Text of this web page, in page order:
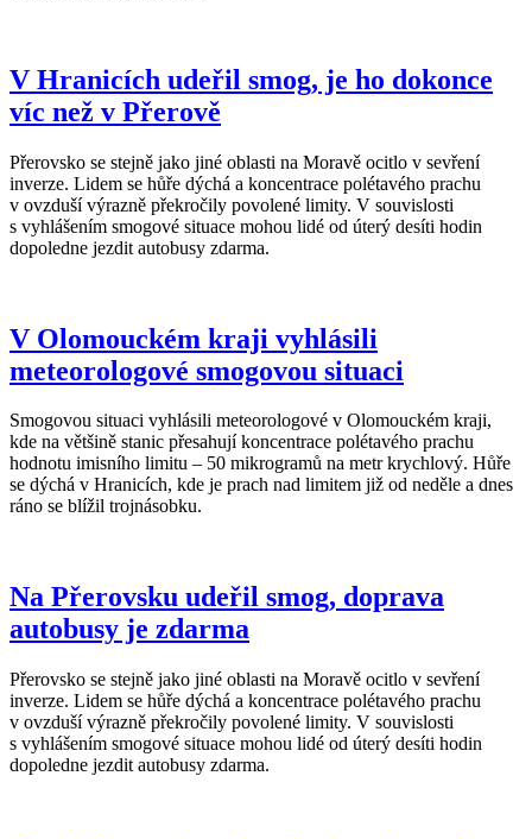
V Hranicích udeřil smog, je ho dokonce
víc než v Přerově
Přerovsko se stejně jako jiné oblasti na Moravě ocitlo v sevření
inverze. Lidem se hůře dýchá a koncentrace polétavého prachu
v ovzduší výrazně překročily povolené limity. V souvislosti
s vyhlášením smogové situace mohou lidé od úterý desíti hodin
dopoledne jezdit autobusy zdarma.
V Olomouckém kraji vyhlásili
meteorologové smogovou situaci
Smogovou situaci vyhlásili meteorologové v Olomouckém kraji,
kde na většině stanic přesahují koncentrace polétavého prachu
hodnotu imisního limitu – 50 mikrogramů na metr krychlový. Hůře
se dýchá v Hranicích, kde je prach nad limitem již od neděle a dnes
ráno se blížil trojnásobku.
Na Přerovsku udeřil smog, doprava
autobusy je zdarma
Přerovsko se stejně jako jiné oblasti na Moravě ocitlo v sevření
inverze. Lidem se hůře dýchá a koncentrace polétavého prachu
v ovzduší výrazně překročily povolené limity. V souvislosti
s vyhlášením smogové situace mohou lidé od úterý desíti hodin
dopoledne jezdit autobusy zdarma.